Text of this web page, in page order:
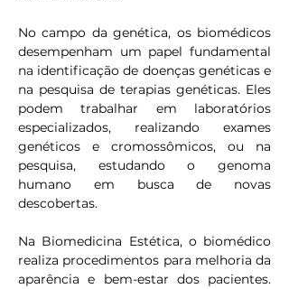
No campo da genética, os biomédicos
desempenham um papel fundamental
na identificação de doenças genéticas e
na pesquisa de terapias genéticas. Eles
podem trabalhar em laboratórios
especializados, realizando exames
genéticos e cromossômicos, ou na
pesquisa, estudando o genoma
humano em busca de novas
descobertas.
Na Biomedicina Estética, o biomédico
realiza procedimentos para melhoria da
aparência e bem-estar dos pacientes.